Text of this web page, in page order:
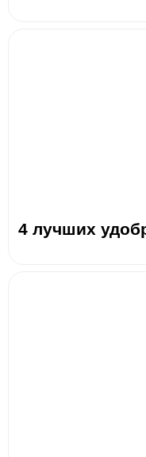
4 лучших